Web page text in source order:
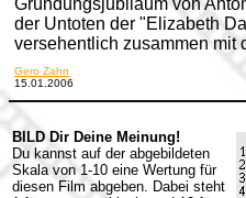
Gründungsjubiläum von
der Untoten der "Elizabeth
versehentlich zusammen mit
Gero Zahn
15.01.2006
BILD Dir Deine Meinung!
Du kannst auf der abgebildeten
Skala von 1-10 eine Wertung für
diesen Film abgeben. Dabei steht